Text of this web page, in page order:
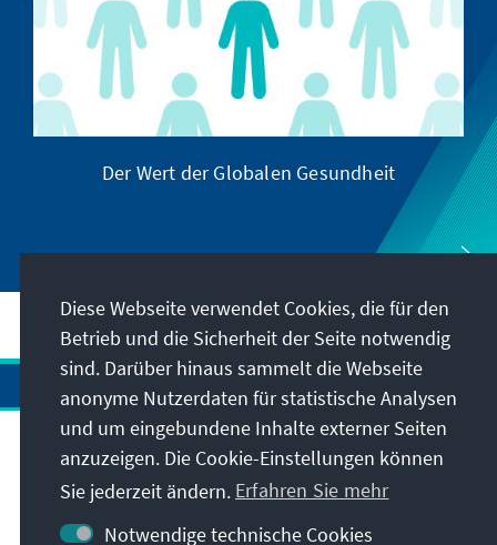
Der Wert der Globalen Gesundheit
Anschrift
Kontakt
Diese Webseite verwendet Cookies, die für den
Betrieb und die Sicherheit der Seite notwendig
sind. Darüber hinaus sammelt die Webseite
anonyme Nutzerdaten für statistische Analysen
und um eingebundene Inhalte externer Seiten
anzuzeigen. Die Cookie-Einstellungen können
Sie jederzeit ändern. Erfahren Sie mehr
Notwendige technische Cookies